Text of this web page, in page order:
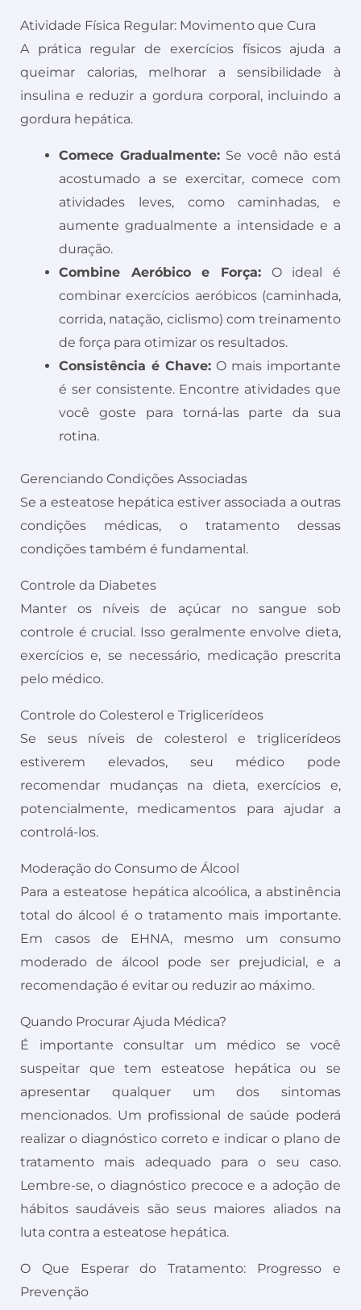
Atividade Física Regular: Movimento que Cura
A prática regular de exercícios físicos ajuda a
queimar calorias, melhorar a sensibilidade à
insulina e reduzir a gordura corporal, incluindo a
gordura hepática.
Comece Gradualmente: Se você não está
acostumado a se exercitar, comece com
atividades leves, como caminhadas, e
aumente gradualmente a intensidade e a
duração.
Combine Aeróbico e Força: O ideal é
combinar exercícios aeróbicos (caminhada,
corrida, natação, ciclismo) com treinamento
de força para otimizar os resultados.
Consistência é Chave: O mais importante
é ser consistente. Encontre atividades que
você goste para torná-las parte da sua
rotina.
Gerenciando Condições Associadas
Se a esteatose hepática estiver associada a outras
condições médicas, o tratamento dessas
condições também é fundamental.
Controle da Diabetes
Manter os níveis de açúcar no sangue sob
controle é crucial. Isso geralmente envolve dieta,
exercícios e, se necessário, medicação prescrita
pelo médico.
Controle do Colesterol e Triglicerídeos
Se seus níveis de colesterol e triglicerídeos
estiverem elevados, seu médico pode
recomendar mudanças na dieta, exercícios e,
potencialmente, medicamentos para ajudar a
controlá-los.
Moderação do Consumo de Álcool
Para a esteatose hepática alcoólica, a abstinência
total do álcool é o tratamento mais importante.
Em casos de EHNA, mesmo um consumo
moderado de álcool pode ser prejudicial, e a
recomendação é evitar ou reduzir ao máximo.
Quando Procurar Ajuda Médica?
É importante consultar um médico se você
suspeitar que tem esteatose hepática ou se
apresentar qualquer um dos sintomas
mencionados. Um profissional de saúde poderá
realizar o diagnóstico correto e indicar o plano de
tratamento mais adequado para o seu caso.
Lembre-se, o diagnóstico precoce e a adoção de
hábitos saudáveis são seus maiores aliados na
luta contra a esteatose hepática.
O Que Esperar do Tratamento: Progresso e
Prevenção